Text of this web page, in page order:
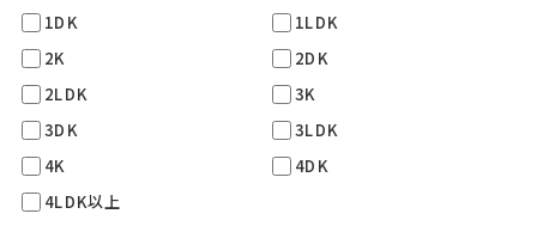
1DK
1LDK
2K
2DK
2LDK
3K
3DK
3LDK
4K
4DK
4LDK以上